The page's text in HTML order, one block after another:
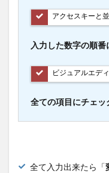
アクセスキーと
入力した数字の順番
ビジュアルエデ
全ての項目にチェ
全て入力出来たら「